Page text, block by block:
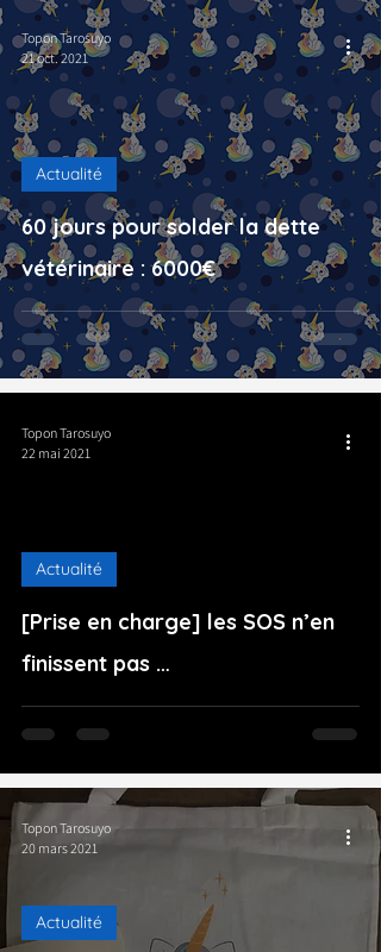
60 jours pour solder la dette
vétérinaire : 6000€
Actualité
Topon Tarosuyo
21 oct. 2021
[Prise en charge] les SOS n’en
finissent pas …
Actualité
Topon Tarosuyo
22 mai 2021
Actualité
Topon Tarosuyo
20 mars 2021